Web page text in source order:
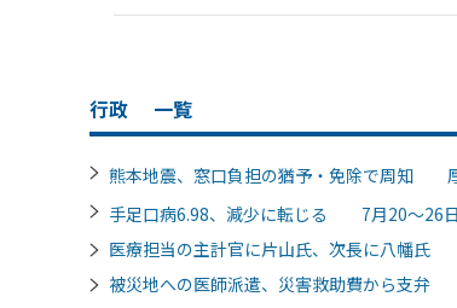
行政 一覧
熊本地震、窓口負担の猶予・免除で周知 厚
手足口病6.98、減少に転じる 7月20～26日
医療担当の主計官に片山氏、次長に八幡
被災地への医師派遣、災害救助費から支弁